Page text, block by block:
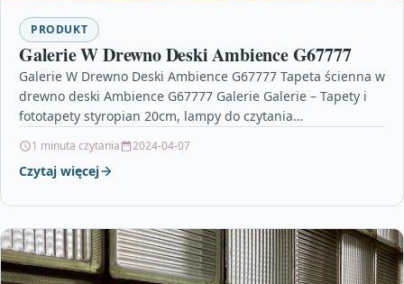
PRODUKT
Galerie W Drewno Deski Ambience G67777
Galerie W Drewno Deski Ambience G67777 Tapeta ścienna w
drewno deski Ambience G67777 Galerie Galerie – Tapety i
fototapety styropian 20cm, lampy do czytania…
1 minuta czytania 2024-04-07
Czytaj więcej